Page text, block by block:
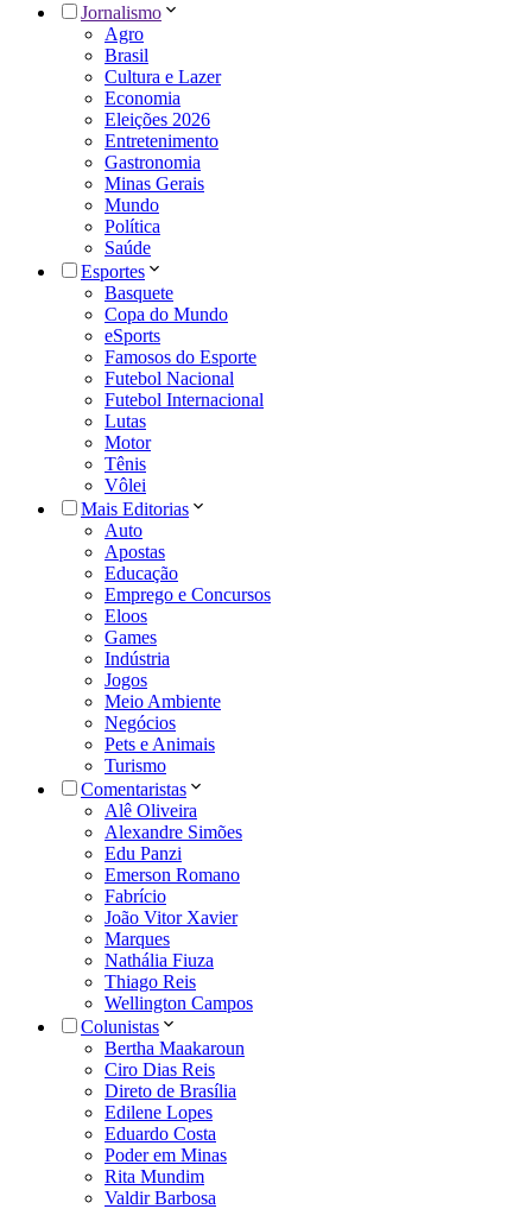
Jornalismo
Agro
Brasil
Cultura e Lazer
Economia
Eleições 2026
Entretenimento
Gastronomia
Minas Gerais
Mundo
Política
Saúde
Esportes
Basquete
Copa do Mundo
eSports
Famosos do Esporte
Futebol Nacional
Futebol Internacional
Lutas
Motor
Tênis
Vôlei
Mais Editorias
Auto
Apostas
Educação
Emprego e Concursos
Eloos
Games
Indústria
Jogos
Meio Ambiente
Negócios
Pets e Animais
Turismo
Comentaristas
Alê Oliveira
Alexandre Simões
Edu Panzi
Emerson Romano
Fabrício
João Vitor Xavier
Marques
Nathália Fiuza
Thiago Reis
Wellington Campos
Colunistas
Bertha Maakaroun
Ciro Dias Reis
Direto de Brasília
Edilene Lopes
Eduardo Costa
Poder em Minas
Rita Mundim
Valdir Barbosa